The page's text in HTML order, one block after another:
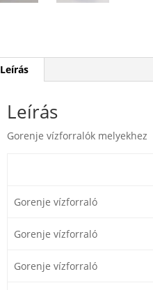
Leírás
Leírás
Gorenje vízforralók
Gorenje vízforraló
Gorenje vízforraló
Gorenje vízforraló